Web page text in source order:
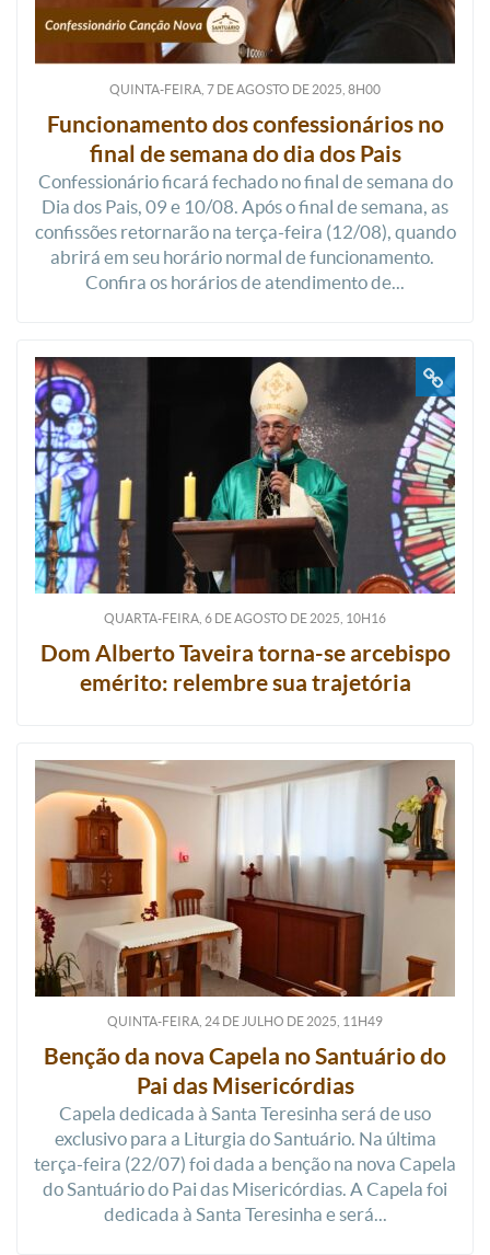
QUINTA-FEIRA, 7 DEAGOSTO DE 2025, 8H00
Funcionamento dos confessionários no
final de semana do dia dos Pais
Confessionário ficará fechado no final de semana do
Dia dos Pais, 09 e 10/08. Após o final de semana, as
confissões retornarão na terça-feira (12/08), quando
abrirá em seu horário normal de funcionamento.
Confira os horários de atendimento de...
QUARTA-FEIRA, 6 DEAGOSTO DE 2025, 10H16
Dom Alberto Taveira torna-se arcebispo
emérito: relembre sua trajetória
QUINTA-FEIRA, 24 DE JULHO DE 2025, 11H49
Benção da nova Capela no Santuário do
Pai das Misericórdias
Capela dedicada à Santa Teresinha será de uso
exclusivo para a Liturgia do Santuário. Na última
terça-feira (22/07) foi dada a benção na nova Capela
do Santuário do Pai das Misericórdias. A Capela foi
dedicada à Santa Teresinha e será...